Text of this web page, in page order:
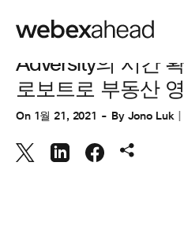
협업
Adversity의 시간
로보트로 부동산
On 1월 21, 2021 By Jono Luk